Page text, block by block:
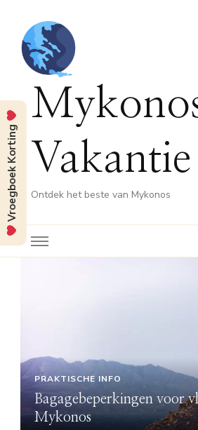
Vakantie
Ontdek het beste van Mykonos
PRAKTISCHE INFO
Bagagebeperkingen voor
Mykonos
Vroegboek Korting